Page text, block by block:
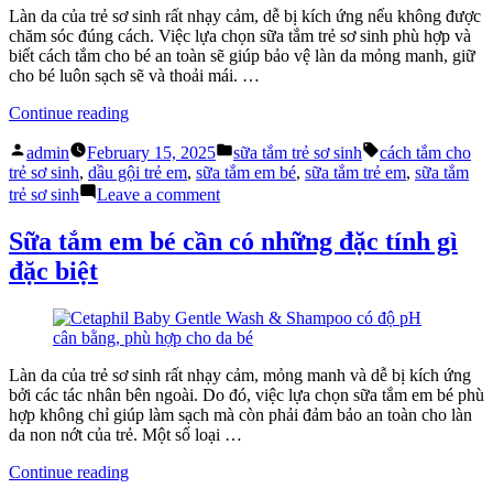
thoải
mái
nhất
Làn da của trẻ sơ sinh rất nhạy cảm, dễ bị kích ứng nếu không được
chăm sóc đúng cách. Việc lựa chọn sữa tắm trẻ sơ sinh phù hợp và
biết cách tắm cho bé an toàn sẽ giúp bảo vệ làn da mỏng manh, giữ
cho bé luôn sạch sẽ và thoải mái. …
Continue reading“Hướng
cách
tắm
cho
sữa
sơ
sinh”
Posted
by
admin February 15, 2025
Posted
in
sữa tắm trẻ sơ sinh Tags:
cách tắm cho
trẻ sơ sinh, dầu gội trẻ em, sữa tắm em bé, sữa tắm trẻ em, sữa tắm
trẻ sơ sinh
Leave a commenton
cách
trẻ
với
sữa
tắm
trẻ
sơ
Sữa tắm em bé cần có những đặc tính gì
đặc biệt
Làn da của trẻ sơ sinh rất nhạy cảm, mỏng manh và dễ bị kích ứng
bởi các tác nhân bên ngoài. Do đó, việc lựa chọn sữa tắm em bé phù
hợp không chỉ giúp làm sạch mà còn phải đảm bảo an toàn cho làn
da non nớt của trẻ. Một số loại …
Continue reading“Sữa